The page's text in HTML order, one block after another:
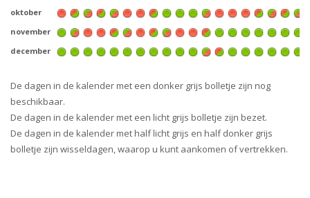
oktober
november
december
De dagen in de kalender met een donker grijs bolletje zijn nog
beschikbaar.
De dagen in de kalender met een licht grijs bolletje zijn bezet.
De dagen in de kalender met half licht grijs en half donker grijs
bolletje zijn wisseldagen, waarop u kunt aankomen of vertrekken.